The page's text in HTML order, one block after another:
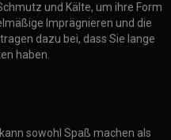
und Kälte, um ihre Form
Imprägnieren und die
dazu bei, dass Sie lange
haben.
sowohl Spaß machen als